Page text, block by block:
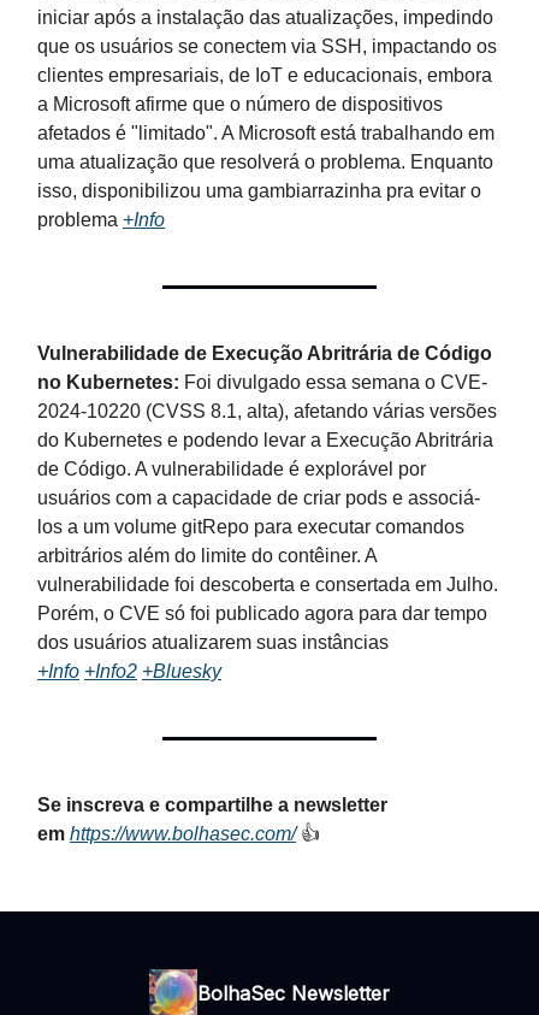
iniciar após a instalação das atualizações, impedindo
que os usuários se conectem via SSH, impactando os
clientes empresariais, de IoT e educacionais, embora
a Microsoft afirme que o número de dispositivos
afetados é "limitado". A Microsoft está trabalhando em
uma atualização que resolverá o problema. Enquanto
isso, disponibilizou uma gambiarrazinha pra evitar o
problema +Info
Vulnerabilidade de Execução Abritrária de Código
no Kubernetes: Foi divulgado essa semana o CVE-
2024-10220 (CVSS 8.1, alta), afetando várias versões
do Kubernetes e podendo levar a Execução Abritrária
de Código. A vulnerabilidade é explorável por
usuários com a capacidade de criar pods e associá-
los a um volume gitRepo para executar comandos
arbitrários além do limite do contêiner. A
vulnerabilidade foi descoberta e consertada em Julho.
Porém, o CVE só foi publicado agora para dar tempo
dos usuários atualizarem suas instâncias
+Info +Info2 +Bluesky
Se inscreva e compartilhe a newsletter
em https://www.bolhasec.com/👍
BolhaSec Newsletter